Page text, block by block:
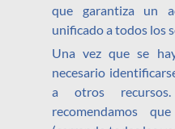
que garantiza un
unificado a todos los
Una vez que se
necesario
a otros recursos.
recomendamos